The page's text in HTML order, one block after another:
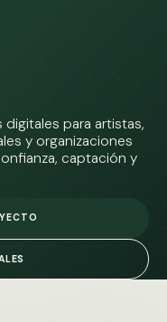
para artistas,
y organizaciones
captación y